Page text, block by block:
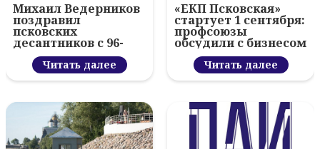
Михаил Ведерников
поздравил
псковских
десантников с 96-
летием ВДВ и
вручил награды
Читать далее
«ЕКП Псковская»
стартует 1 сентября:
профсоюзы
обсудили с бизнесом
новый цифровой
проектЧитать далее